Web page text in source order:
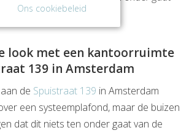
look met een kantoorruimte
139 in Amsterdam
de Spuistraat 139 in Amsterdam
een systeemplafond, maar de buizen
dat dit niets ten onder gaat van de
Ons cookiebeleid